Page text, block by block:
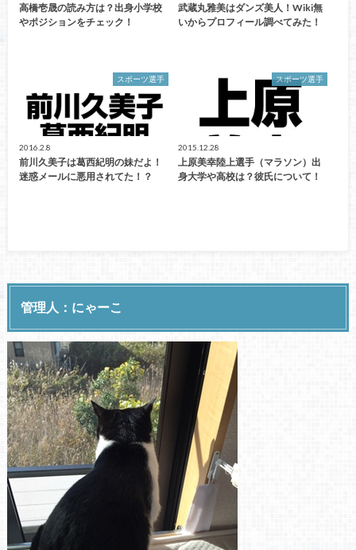
高橋壱晟の読み方は？出身小学校
やポジションをチェック！
武蔵丸雅美はダンズ美人！Wiki無
いからプロフィール調べてみた！
スポーツ選手
2016.2.8
前川久美子は葛西紀明の妹だよ！
迷惑メールに悪用されてた！？
スポーツ選手
2015.12.28
上原美幸陸上選手（マラソン）出
身大学や高校は？彼氏について！
管理人：にゃーこ